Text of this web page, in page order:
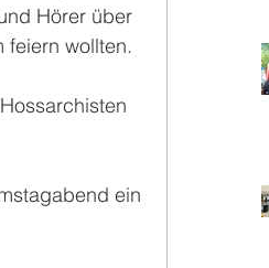
Hörer über
feiern wollten.
ein